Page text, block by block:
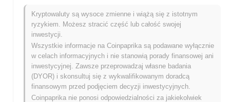
Najwyższy Poziom Historyczny (ATH):
Najniższy Poziom Historyczny (ATL): zł 0.00
Maltese USDT jest obecnie notowany
Jak Maltese USDT radzi sobie w porównaniu z
szerszym rynkiem kryptowalut?
W ciągu ostatnich 7 dni Maltese USDT zyskał0.00%,
Kryptowaluty są wysoce zmienne i wiążą się z istotnym
ryzykiem. Możesz stracić część lub całość swojej
inwestycji.
Wszystkie informacje na Coinpaprika są podawane wyłącznie
w celach informacyjnych i nie stanowią porady finansowej ani
inwestycyjnej. Zawsze przeprowadzaj własne badania
(DYOR) i skonsultuj się z wykwalifikowanym doradcą
finansowym przed podjęciem decyzji inwestycyjnych.
Coinpaprika nie ponosi odpowiedzialności za jakiekolwiek